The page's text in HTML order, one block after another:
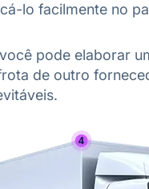
lo facilmente no
pode elaborar
de outro